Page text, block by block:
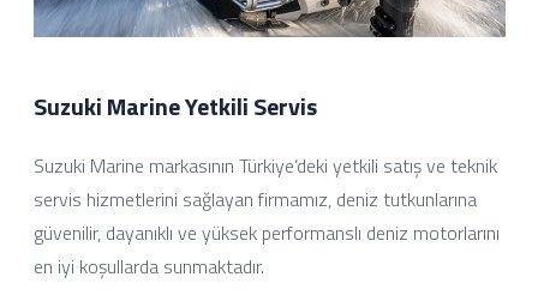
Suzuki Marine Yetkili Servis
Suzuki Marine markasının Türkiye’deki yetkili satış ve teknik
servis hizmetlerini sağlayan firmamız, deniz tutkunlarına
güvenilir, dayanıklı ve yüksek performanslı deniz motorlarını
en iyi koşullarda sunmaktadır.